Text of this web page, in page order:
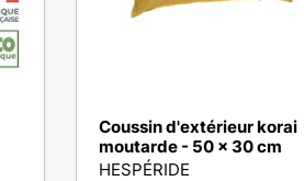
Coussin d'extérieur korai
moutarde - 50 x 30 cm
HESPÉRIDE